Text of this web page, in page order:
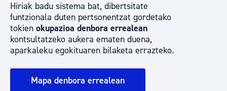
Hiriak badu sistema bat, dibertsitate
funtzionala duten pertsonentzat gordetako
tokien okupazioa denbora errealean
kontsultatzeko aukera ematen duena,
aparkaleku egokituaren bilaketa errazteko.
Mapa denbora errealean